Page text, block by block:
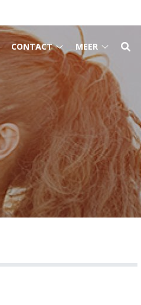
Behandeling
submenu
CONTACT
Contact
submenu
MEER
Meer
submenu